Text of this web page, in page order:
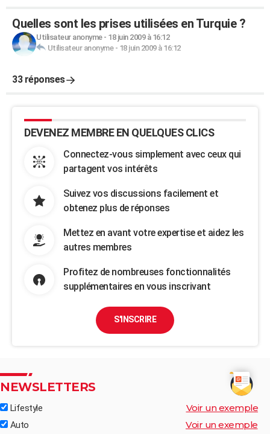
Quelles sont les prises utilisées en Turquie ?
Utilisateur anonyme- 18 juin 2009 à 16:12
Utilisateur anonyme- 18 juin 2009 à 16:12
33 réponses
DEVENEZ MEMBRE EN QUELQUES CLICS
Connectez-vous simplement avec ceux qui
partagent vos intérêts
Suivez vos discussions facilement et
obtenez plus de réponses
Mettez en avant votre expertise et aidez les
autres membres
Profitez de nombreuses fonctionnalités
supplémentaires en vous inscrivant
S'INSCRIRE
NEWSLETTERS
Lifestyle Voir un exemple
Auto Voir un exemple